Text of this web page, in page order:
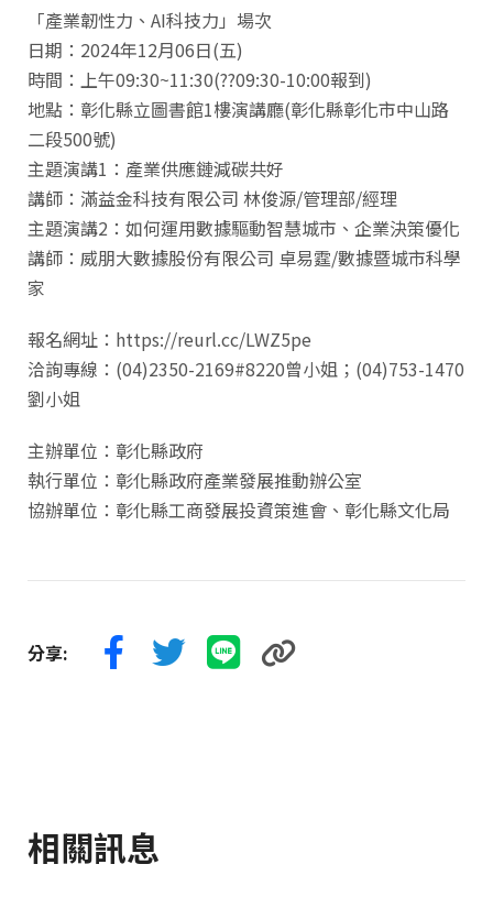
「產業韌性力、AI科技力」場次
日期：2024年12月06日(五)
時間：上午09:30~11:30(??09:30-10:00報到)
地點：彰化縣立圖書館1樓演講廳(彰化縣彰化市中山路
二段500號)
主題演講1：產業供應鏈減碳共好
講師：滿益金科技有限公司 林俊源/管理部/經理
主題演講2：如何運用數據驅動智慧城市、企業決策優化
講師：威朋大數據股份有限公司 卓易霆/數據暨城市科學
家
報名網址：https://reurl.cc/LWZ5pe
洽詢專線：(04)2350-2169#8220曾小姐；(04)753-1470
劉小姐
主辦單位：彰化縣政府
執行單位：彰化縣政府產業發展推動辦公室
協辦單位：彰化縣工商發展投資策進會、彰化縣文化局
分享:
相關訊息